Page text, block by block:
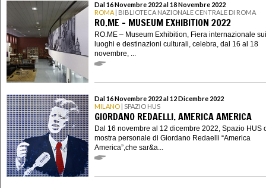
Dal 16 Novembre 2022 al 18 Novembre 2022
ROMA | BIBLIOTECA NAZIONALE CENTRALE DI ROMA
RO.ME – MUSEUM EXHIBITION 2022
RO.ME – Museum Exhibition, Fiera internazionale
luoghi e destinazioni culturali, celebra, dal 16 al 18
novembre, ...
Dal 16 Novembre 2022 al 12 Dicembre 2022
MILANO | SPAZIO HUS
GIORDANO REDAELLI. AMERICA AMERICA
Dal 16 novembre al 12 dicembre 2022, Spazio HUS
mostra personale di Giordano Redaelli “America
America”,che sar&a...